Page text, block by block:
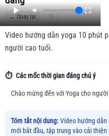
← Quay lại ♡
Video hướng dẫn yoga 10 phút
người cao tuổi.
⏱️ Các mốc thời gian đáng chú ý
Chào mừng đến với Yoga cho
Tóm tắt nội dung: Video hướng dẫn
mới bắt đầu, tập trung vào cải